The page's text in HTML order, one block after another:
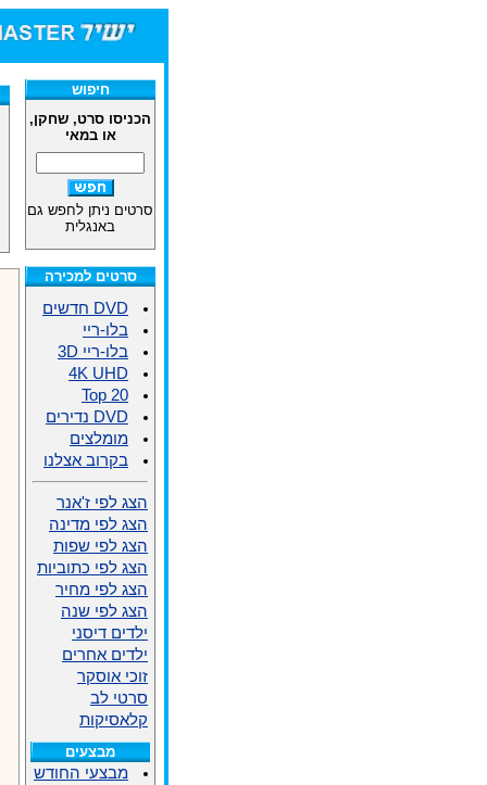
חיפוש
הכניסו סרט, שחקן,
או במאי
סרטים ניתן לחפש גם
באנגלית
סרטים למכירה
DVD חדשים
בלו-ריי
בלו-ריי 3D
4K UHD
Top 20
DVD נדירים
מומלצים
בקרוב אצלנו
הצג לפי ז'אנר
הצג לפי מדינה
הצג לפי שפות
הצג לפי כתוביות
הצג לפי מחיר
הצג לפי שנה
ילדים דיסני
ילדים אחרים
זוכי אוסקר
סרטי לב
קלאסיקות
מבצעים
מבצעי החודש